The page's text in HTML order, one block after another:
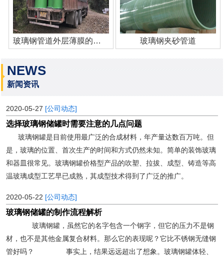
玻璃钢管道外层薄膜的作用 玻璃钢夹砂管道
NEWS
新闻资讯
2020-05-27 [公司动态]
选择玻璃钢储罐时需要注意的几点问题
玻璃钢罐是目前使用最广泛的合成材料，年产量达数百万吨。但
是，玻璃的位置、首次生产的时间和方式仍然未知。简单的装饰玻璃
和器皿很常见。玻璃钢罐价格型产品的吹塑、拉拔、成型、铸造等高
温玻璃成型工艺早已成熟，其成型技术得到了广泛的推广。
2020-05-22 [公司动态]
玻璃钢储罐的制作流程解析
玻璃钢罐，虽然它的名字包含一个钢字，但它的压力不是钢
材，也不是其他金属复合材料。那么它的表现呢？它比不锈钢无缝钢
管好吗？ 事实上，结果远远超出了想象。玻璃钢罐体轻、